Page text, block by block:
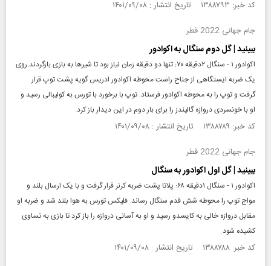
کد خبر: ۱۳۸۸۷۹۳ تاریخ انتشار : ۱۴۰۱/۰۹/۰۸
جام جهانی 2022 قطر
ببینید | گل دوم سنگال به اکوادور
اکوادور ۱ - سنگال ۲دقیقه ۷۰: تنها دو دقیقه زمان نیاز بود تا شیرها به بازی بازگردند.روی
یک ضربه ایستگاهی از جناح راست محوطه اکوادور ادریس گویه پشت توپ قرار
گرفت و توپ را به محوطه اکوادور فرستاد. توپ با برخورد با تورس به کولیبالی رسید و
او با خونسردی دروازه گالیندز را برای بار دوم در این دیدار باز کرد.
کد خبر: ۱۳۸۸۷۸۹ تاریخ انتشار : ۱۴۰۱/۰۹/۰۸
جام جهانی 2022 قطر
ببینید | گل اول اکوادور به سنگال
اکوادور ۱ - سنگال ۱دقیقه ۶۸: پلاتا پشت ضربه کرنر قرار گرفت و با یک ارسال بلند و
مواج توپ را محوطه شش قدم سنگال رساند. فلیکس تورس به هوا بلند شد و ضربه او
مقابل دروازه خالی به کایسدو رسید و او به آسانی دروازه را باز کرد تا بازی به تساوی
کشیده شود.
کد خبر: ۱۳۸۸۷۸۸ تاریخ انتشار : ۱۴۰۱/۰۹/۰۸